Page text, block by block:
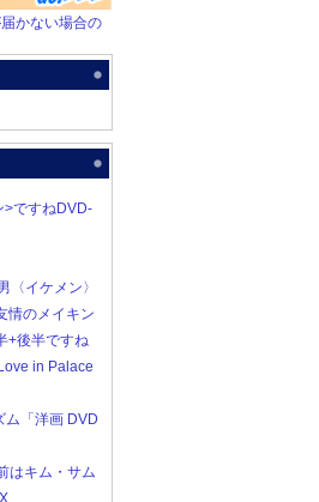
かない場合の
>ですねDVD-
イケメン〉
情のメイキン
+後半ですね
in Palace
ム「洋画 DVD
はキム・サム